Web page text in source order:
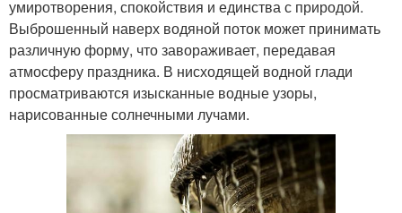
умиротворения, спокойствия и единства с природой.
Выброшенный наверх водяной поток может принимать
различную форму, что завораживает, передавая
атмосферу праздника. В нисходящей водной глади
просматриваются изысканные водные узоры,
нарисованные солнечными лучами.